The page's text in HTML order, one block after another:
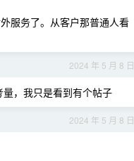
服务了。从客户那普通人看
2024 年 5 月 8 日
，我只是看到有个帖子
2024 年 5 月 8 日